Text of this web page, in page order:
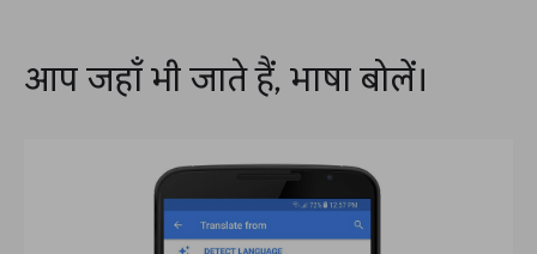
आप जहाँ भी जाते हैं, भाषा बोलें।